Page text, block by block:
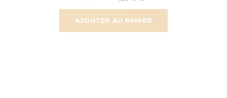
AJOUTER AU PANIER